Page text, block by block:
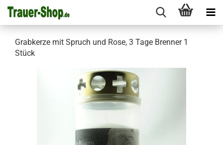
Grabkerze mit Spruch und Rose, 3 Tage Brenner 1
Stück